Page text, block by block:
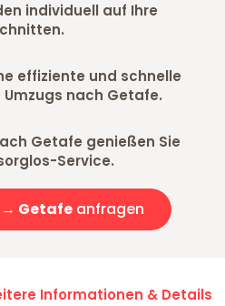
individuell auf Ihre
effiziente und schnelle
nach Getafe.
Getafe genießen Sie
Service.
→ Getafeanfragen
Informationen & Details